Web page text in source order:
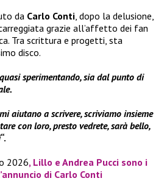
da Carlo Conti , dopo la delusione,
grazie all’affetto dei fan
Tra scrittura e progetti, sta
disco.
sperimentando, sia dal punto di
aiutano a scrivere, scriviamo insieme
con loro, presto vedrete, sarà bello,
“.
2026, Lillo e Andrea Pucci sono i
di Carlo Conti